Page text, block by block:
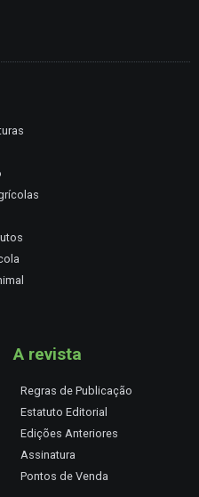
A revista
Regras de Publicação
Estatuto Editorial
Edições Anteriores
Assinatura
Pontos de Venda